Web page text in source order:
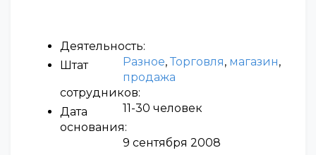
Деятельность:
Разное,Торговля, магазин,
продажа
Штат
сотрудников:
11-30 человек
Дата
основания:
9 сентября 2008